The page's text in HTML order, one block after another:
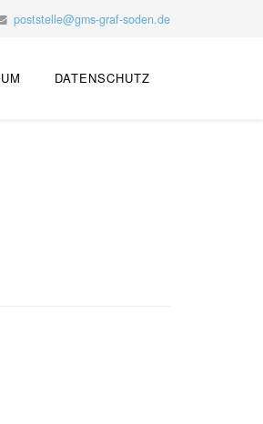
poststelle@gms-graf-soden.de
DATENSCHUTZ